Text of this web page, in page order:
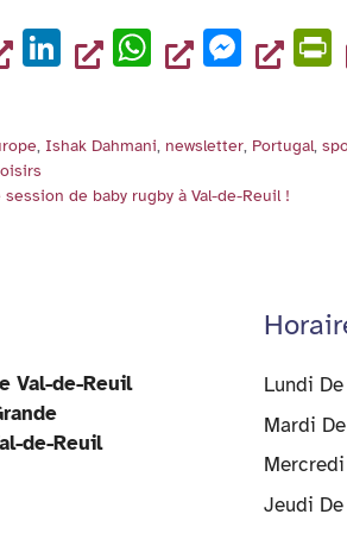
e
s
p
n
Li
e
dI
W
s
A
M
n
g
y
, Ishak Dahmani, newsletter, Portugal,
de baby rugby à Val-de-Reuil !
Val-de-Reuil
de-Reuil
Lundi
Mardi
Jeudi